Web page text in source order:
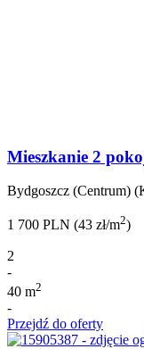
Mieszkanie 2
Bydgoszcz (Centrum)
1 700 PLN (43 zł/m2)
2
-
40 m2
-
Przejdź do oferty